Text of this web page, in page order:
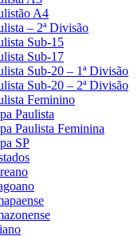
A4
– 2ª Divisão
Sub-15
Sub-17
Sub-20 – 1ª Divisão
Sub-20 – 2ª Divisão
Feminino
Paulista
Paulista Feminina
SP